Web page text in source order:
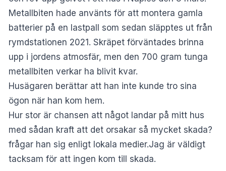
Metallbiten hade använts för att montera gamla
batterier på en lastpall som sedan släpptes ut från
rymdstationen 2021. Skräpet förväntades brinna
upp i jordens atmosfär, men den 700 gram tunga
metallbiten verkar ha blivit kvar.
Husägaren berättar att han inte kunde tro sina
ögon när han kom hem.
Hur stor är chansen att något landar på mitt hus
med sådan kraft att det orsakar så mycket skada?
frågar han sig enligt lokala medier.Jag är väldigt
tacksam för att ingen kom till skada.